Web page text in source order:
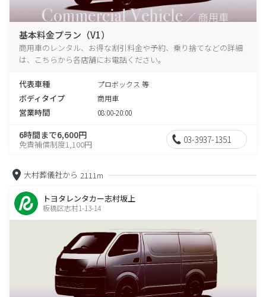
基本料金プラン（V1）
商用車のレンタル、お得な割引料金や予約、乗り捨てなどの詳細
は、こちらから各店舗にお電話ください。
代表車種 プロボックス 等
ボディタイプ 商用車
営業時間 08:00-20:00
6時間まで6,600円
免責補償制度1,100円 03-3937-1351
大村葬儀社から 2111m
トヨタレンタカー志村坂上
板橋区志村1-13-14